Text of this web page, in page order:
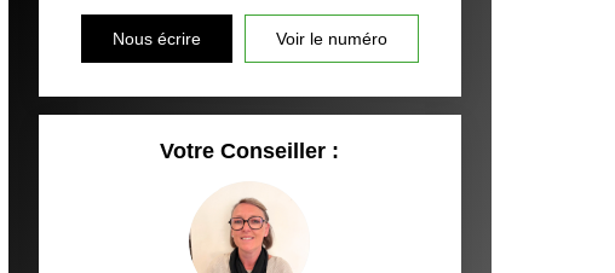
Nous écrire Voir le numéro
Votre Conseiller :